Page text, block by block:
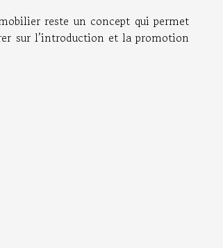
reste un concept qui permet
sur l’introduction et la promotion